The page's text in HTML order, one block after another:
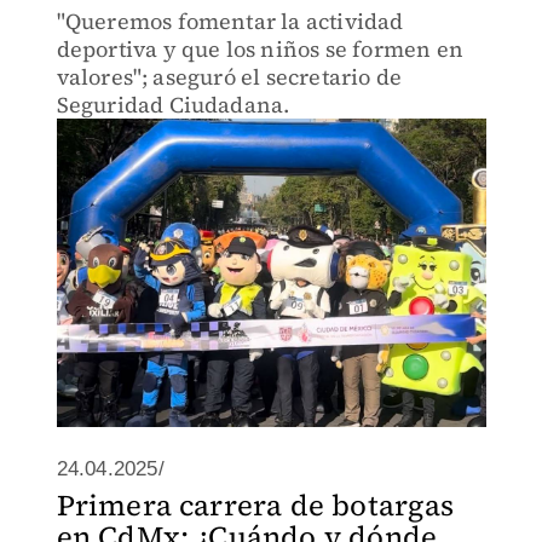
"Queremos fomentar la actividad
deportiva y que los niños se formen en
valores"; aseguró el secretario de
Seguridad Ciudadana.
24.04.2025/
Primera carrera de botargas